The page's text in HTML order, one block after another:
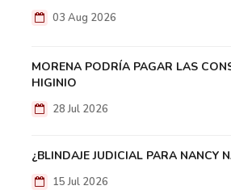
03 Aug 2026
MORENA PODRÍA PAGAR LAS
HIGINIO
28 Jul 2026
¿BLINDAJE JUDICIAL PARA NANCY
15 Jul 2026